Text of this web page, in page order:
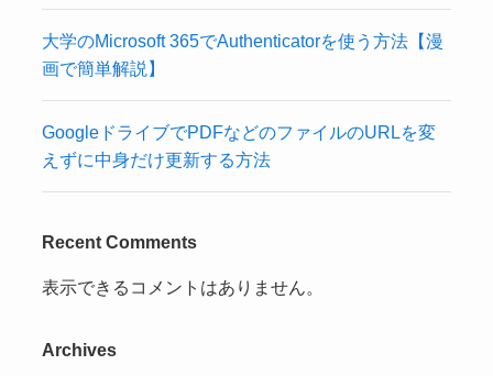
大学のMicrosoft 365でAuthenticatorを使う方法【漫
画で簡単解説】
GoogleドライブでPDFなどのファイルのURLを変
えずに中身だけ更新する方法
Recent Comments
表示できるコメントはありません。
Archives